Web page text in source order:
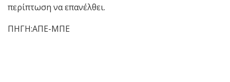
περίπτωση να επανέλθει.
ΠΗΓΗ:ΑΠΕ-ΜΠΕ